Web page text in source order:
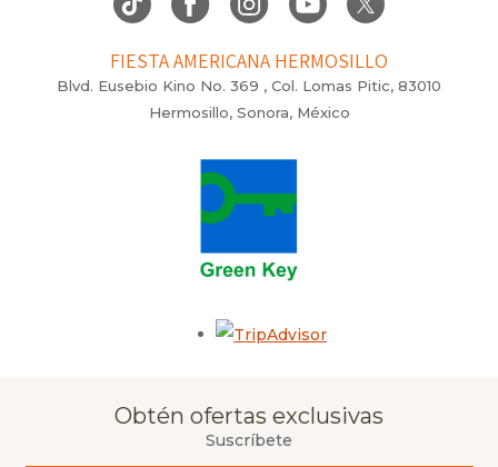
FIESTA AMERICANA HERMOSILLO
Blvd. Eusebio Kino No. 369 , Col. Lomas Pitic, 83010
Hermosillo, Sonora, México
Obtén ofertas exclusivas
Suscríbete